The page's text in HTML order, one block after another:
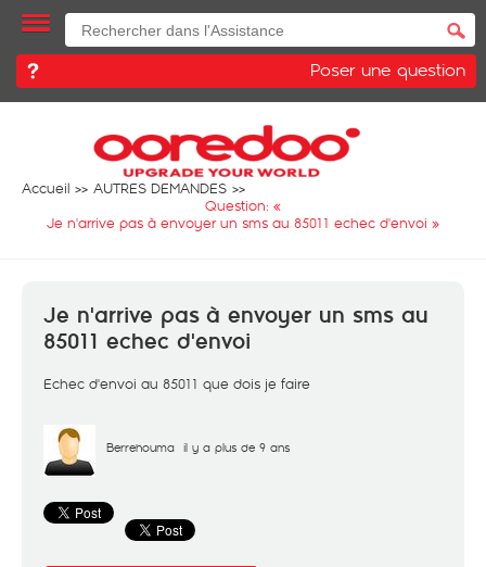
Poser une question
Accueil
AUTRES DEMANDES
Question: «
Je n'arrive pas à envoyer un sms au 85011 echec d'envoi »
Je n'arrive pas à envoyer un sms au
85011 echec d'envoi
Echec d'envoi au 85011 que dois je faire
Berrehouma il y a plus de 9 ans